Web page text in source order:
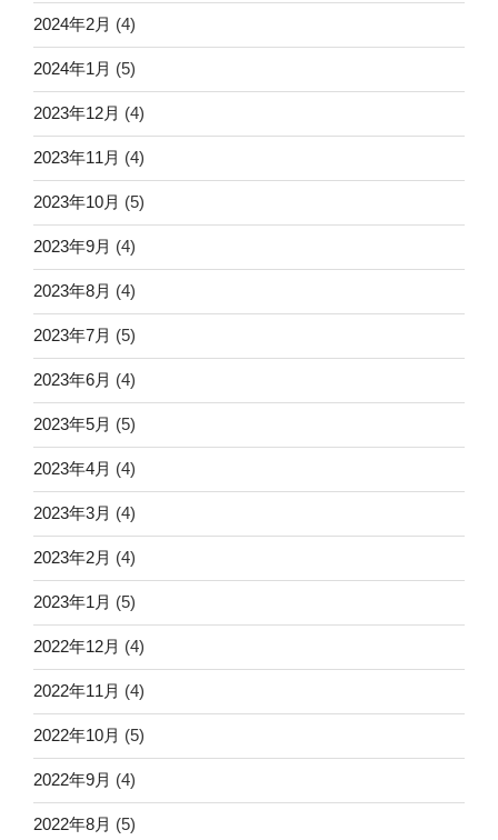
2024年2月 (4)
2024年1月 (5)
2023年12月 (4)
2023年11月 (4)
2023年10月 (5)
2023年9月 (4)
2023年8月 (4)
2023年7月 (5)
2023年6月 (4)
2023年5月 (5)
2023年4月 (4)
2023年3月 (4)
2023年2月 (4)
2023年1月 (5)
2022年12月 (4)
2022年11月 (4)
2022年10月 (5)
2022年9月 (4)
2022年8月 (5)